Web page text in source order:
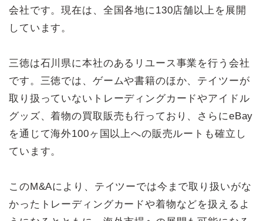
会社です。現在は、全国各地に130店舗以上を展開
しています。
三徳は石川県に本社のあるリユース事業を行う会社
です。三徳では、ゲームや書籍のほか、テイツーが
取り扱っていないトレーディングカードやアイドル
グッズ、着物の買取販売も行っており、さらにeBay
を通じて海外100ヶ国以上への販売ルートも確立し
ています。
このM&Aにより、テイツーでは今まで取り扱いがな
かったトレーディングカードや着物などを扱えるよ